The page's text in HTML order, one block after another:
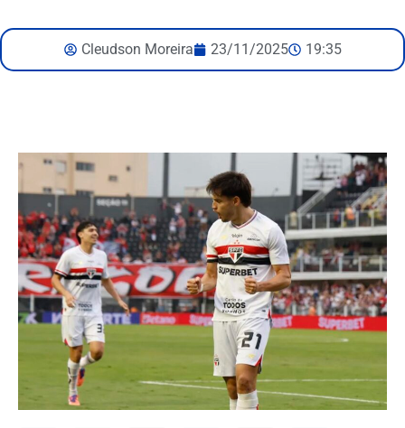
Cleudson Moreira 23/11/2025 19:35